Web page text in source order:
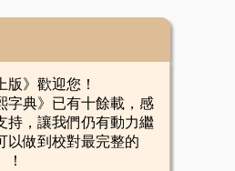
》歡迎您！
典》已有十餘載，感
持，讓我們仍有動力繼
以做到校對最完整的
！